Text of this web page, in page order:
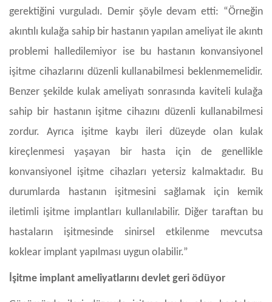
gerektiğini vurguladı. Demir şöyle devam etti: “Örneğin
akıntılı kulağa sahip bir hastanın yapılan ameliyat ile akıntı
problemi halledilemiyor ise bu hastanın konvansiyonel
işitme cihazlarını düzenli kullanabilmesi beklenmemelidir.
Benzer şekilde kulak ameliyatı sonrasında kaviteli kulağa
sahip bir hastanın işitme cihazını düzenli kullanabilmesi
zordur. Ayrıca işitme kaybı ileri düzeyde olan kulak
kireçlenmesi yaşayan bir hasta için de genellikle
konvansiyonel işitme cihazları yetersiz kalmaktadır. Bu
durumlarda hastanın işitmesini sağlamak için kemik
iletimli işitme implantları kullanılabilir. Diğer taraftan bu
hastaların işitmesinde sinirsel etkilenme mevcutsa
koklear implant yapılması uygun olabilir.”
İşitme implant ameliyatlarını devlet geri ödüyor